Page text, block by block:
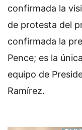
confirmada la
de protesta del
confirmada la
Pence; es la
equipo de
Ramírez.